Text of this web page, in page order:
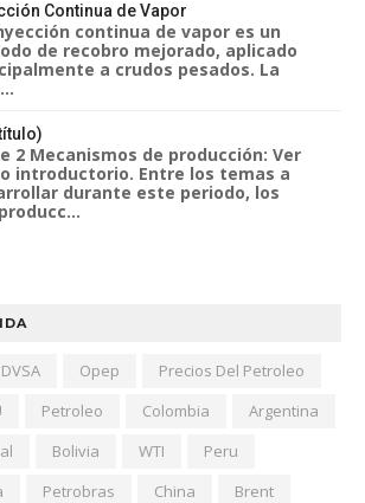
Continua de Vapor
continua de vapor es un
de recobro mejorado, aplicado
a crudos pesados. La
2 Mecanismos de producción: Ver
introductorio. Entre los temas a
durante este periodo, los
Opep
Precios Del Petroleo
Petroleo Colombia
Argentina
Bolivia WTI
Peru
Petrobras China
Brent